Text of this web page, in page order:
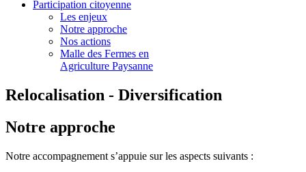
Participation citoyenne
Les enjeux
Notre approche
Nos actions
Malle des Fermes en
Agriculture Paysanne
Relocalisation - Diversification
Notre approche
Notre accompagnement s’appuie sur les aspects suivants :